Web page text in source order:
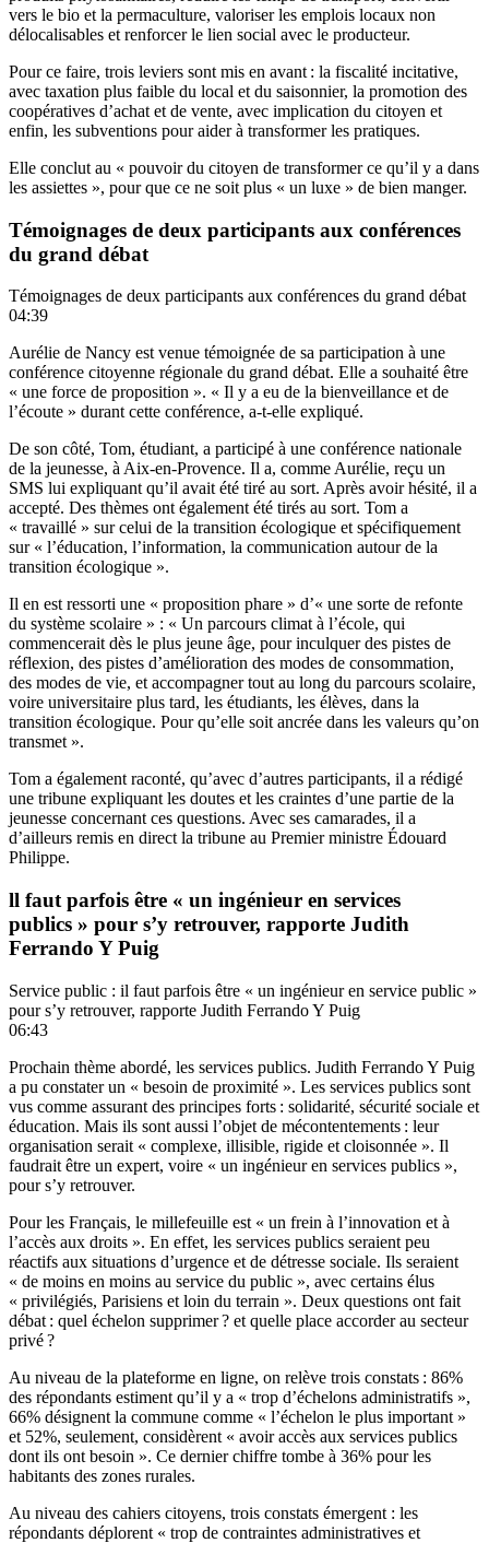
vers le bio et la permaculture, valoriser les emplois locaux non
délocalisables et renforcer le lien social avec le producteur.
Pour ce faire, trois leviers sont mis en avant : la fiscalité incitative,
avec taxation plus faible du local et du saisonnier, la promotion des
coopératives d’achat et de vente, avec implication du citoyen et
enfin, les subventions pour aider à transformer les pratiques.
Elle conclut au « pouvoir du citoyen de transformer ce qu’il y a dans
les assiettes », pour que ce ne soit plus « un luxe » de bien manger.
Témoignages de deux participants aux conférences
du grand débat
Témoignages de deux participants aux conférences du grand débat
04:39
Aurélie de Nancy est venue témoignée de sa participation à une
conférence citoyenne régionale du grand débat. Elle a souhaité être
« une force de proposition ». « Il y a eu de la bienveillance et de
l’écoute » durant cette conférence, a-t-elle expliqué.
De son côté, Tom, étudiant, a participé à une conférence nationale
de la jeunesse, à Aix-en-Provence. Il a, comme Aurélie, reçu un
SMS lui expliquant qu’il avait été tiré au sort. Après avoir hésité, il a
accepté. Des thèmes ont également été tirés au sort. Tom a
« travaillé » sur celui de la transition écologique et spécifiquement
sur « l’éducation, l’information, la communication autour de la
transition écologique ».
Il en est ressorti une « proposition phare » d’« une sorte de refonte
du système scolaire » : « Un parcours climat à l’école, qui
commencerait dès le plus jeune âge, pour inculquer des pistes de
réflexion, des pistes d’amélioration des modes de consommation,
des modes de vie, et accompagner tout au long du parcours scolaire,
voire universitaire plus tard, les étudiants, les élèves, dans la
transition écologique. Pour qu’elle soit ancrée dans les valeurs qu’on
transmet ».
Tom a également raconté, qu’avec d’autres participants, il a rédigé
une tribune expliquant les doutes et les craintes d’une partie de la
jeunesse concernant ces questions. Avec ses camarades, il a
d’ailleurs remis en direct la tribune au Premier ministre Édouard
Philippe.
ll faut parfois être « un ingénieur en services
publics » pour s’y retrouver, rapporte Judith
Ferrando Y Puig
Service public : il faut parfois être « un ingénieur en service public »
pour s’y retrouver, rapporte Judith Ferrando Y Puig
06:43
Prochain thème abordé, les services publics. Judith Ferrando Y Puig
a pu constater un « besoin de proximité ». Les services publics sont
vus comme assurant des principes forts : solidarité, sécurité sociale et
éducation. Mais ils sont aussi l’objet de mécontentements : leur
organisation serait « complexe, illisible, rigide et cloisonnée ». Il
faudrait être un expert, voire « un ingénieur en services publics »,
pour s’y retrouver.
Pour les Français, le millefeuille est « un frein à l’innovation et à
l’accès aux droits ». En effet, les services publics seraient peu
réactifs aux situations d’urgence et de détresse sociale. Ils seraient
« de moins en moins au service du public », avec certains élus
« privilégiés, Parisiens et loin du terrain ». Deux questions ont fait
débat : quel échelon supprimer ? et quelle place accorder au secteur
privé ?
Au niveau de la plateforme en ligne, on relève trois constats : 86%
des répondants estiment qu’il y a « trop d’échelons administratifs »,
66% désignent la commune comme « l’échelon le plus important »
et 52%, seulement, considèrent « avoir accès aux services publics
dont ils ont besoin ». Ce dernier chiffre tombe à 36% pour les
habitants des zones rurales.
Au niveau des cahiers citoyens, trois constats émergent : les
répondants déplorent « trop de contraintes administratives et